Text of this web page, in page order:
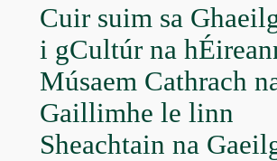
Cuir suim sa
i gCultúr na
Músaem Cathrach
Gaillimhe le linn
Sheachtain na